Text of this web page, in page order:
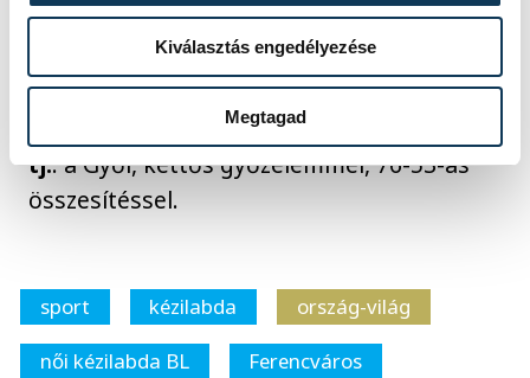
Kiválasztás engedélyezése
Megtagad
Győri Audi ETO KC-Odense HB (dán) 40-25
tj.: a Győr, kettős győzelemmel, 76-53-as
összesítéssel.
sport kézilabda
ország-világ
női kézilabda BL
Ferencváros